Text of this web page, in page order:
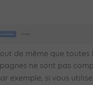
de même que toutes
ne sont pas
exemple, si vous